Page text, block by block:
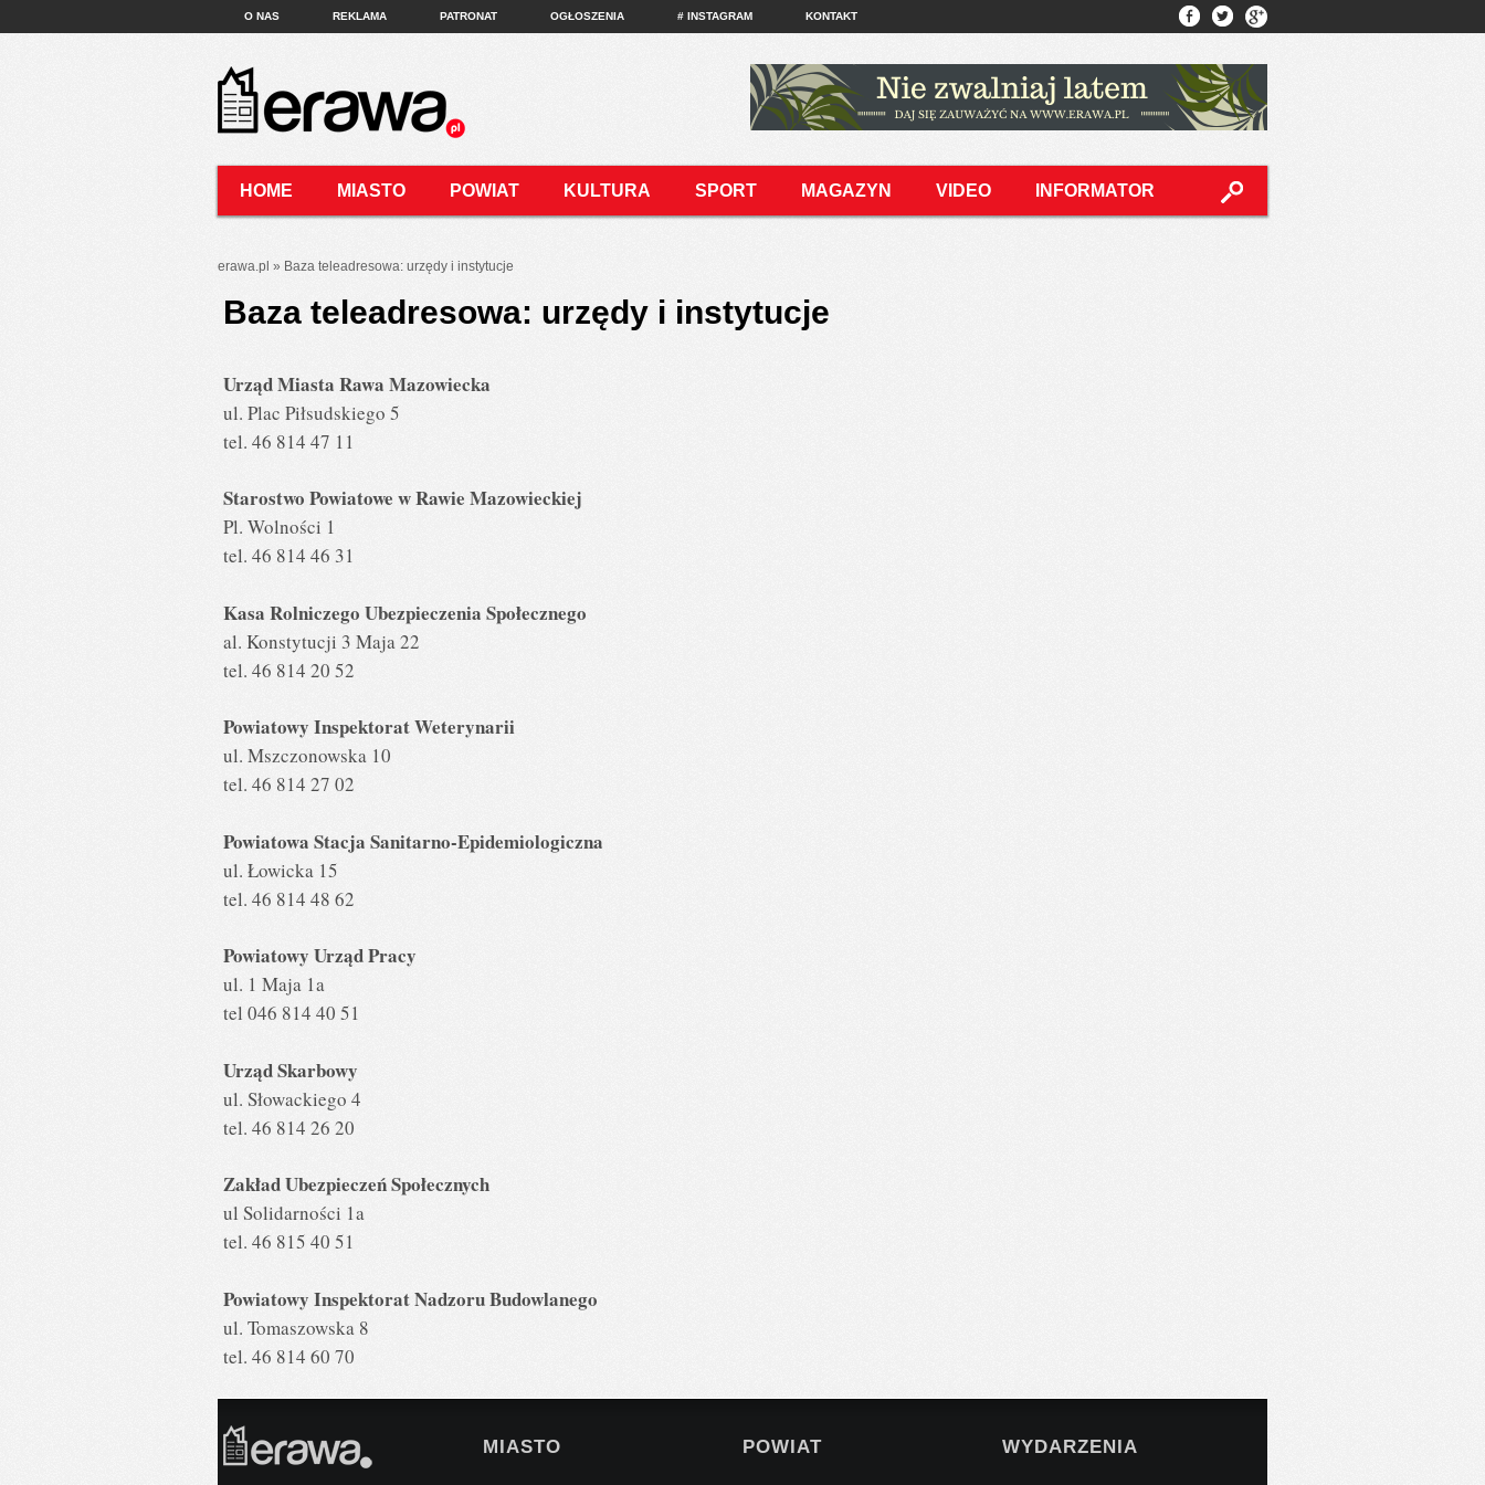
O NAS REKLAMA PATRONAT OGŁOSZENIA # INSTAGRAM KONTAKT
HOME MIASTO POWIAT KULTURA SPORT MAGAZYN VIDEO INFORMATOR
erawa.pl » Baza teleadresowa: urzędy i instytucje
Baza teleadresowa: urzędy i instytucje
Urząd Miasta Rawa Mazowiecka
ul. Plac Piłsudskiego 5
tel. 46 814 47 11
Starostwo Powiatowe w Rawie Mazowieckiej
Pl. Wolności 1
tel. 46 814 46 31
Kasa Rolniczego Ubezpieczenia Społecznego
al. Konstytucji 3 Maja 22
tel. 46 814 20 52
Powiatowy Inspektorat Weterynarii
ul. Mszczonowska 10
tel. 46 814 27 02
Powiatowa Stacja Sanitarno-Epidemiologiczna
ul. Łowicka 15
tel. 46 814 48 62
Powiatowy Urząd Pracy
ul. 1 Maja 1a
tel 046 814 40 51
Urząd Skarbowy
ul. Słowackiego 4
tel. 46 814 26 20
Zakład Ubezpieczeń Społecznych
ul Solidarności 1a
tel. 46 815 40 51
Powiatowy Inspektorat Nadzoru Budowlanego
ul. Tomaszowska 8
tel. 46 814 60 70
MIASTO POWIAT WYDARZENIA